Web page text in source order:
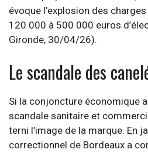
évoque l’explosion des
120 000 à 500 000 euros
Gironde, 30/04/26).
Le scandale des
Si la conjoncture économique a
scandale sanitaire et
terni l’image de la marque. En
correctionnel de Bordeaux a